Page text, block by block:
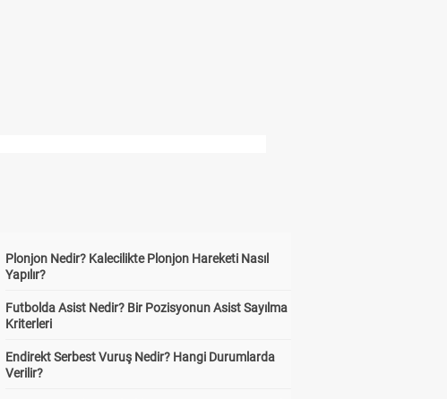
Plonjon Nedir? Kalecilikte Plonjon Hareketi Nasıl
Yapılır?
Futbolda Asist Nedir? Bir Pozisyonun Asist Sayılma
Kriterleri
Endirekt Serbest Vuruş Nedir? Hangi Durumlarda
Verilir?